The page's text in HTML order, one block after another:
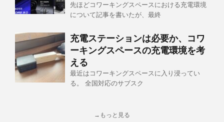
先ほどコワーキングスペースにおける充電環境
について記事を書いたが、最終
充電ステーションは必要か、コワ
ーキングスペースの充電環境を考
える
最近はコワーキングスペースに入り浸ってい
る。 全国対応のサブスク
→もっと見る